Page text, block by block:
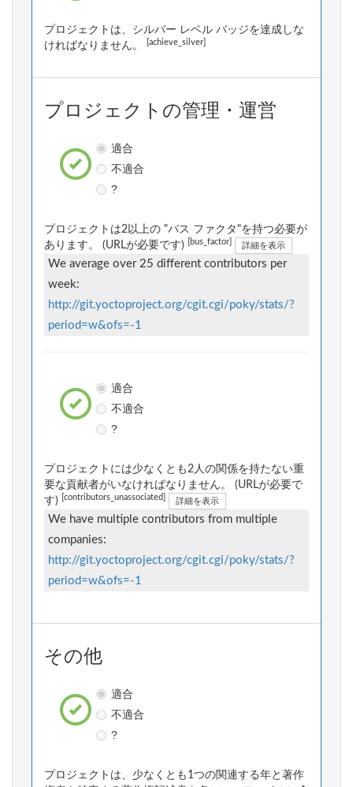
プロジェクトは、シルバー レベル バッジを達成しな
ければなりません。
[achieve_silver]
プロジェクトの管理・運営
適合
不適合
?
プロジェクトは2以上の "バス ファクタ"を持つ必要が
あります。 (URLが必要です)
[bus_factor] 詳細を表示
We average over 25 different contributors per
week:
http://git.yoctoproject.org/cgit.cgi/poky/stats/?
period=w&ofs=-1
適合
不適合
?
プロジェクトには少なくとも2人の関係を持たない重
要な貢献者がいなければなりません。 (URLが必要で
す)
[contributors_unassociated] 詳細を表示
We have multiple contributors from multiple
companies:
http://git.yoctoproject.org/cgit.cgi/poky/stats/?
period=w&ofs=-1
その他
適合
不適合
?
プロジェクトは、少なくとも1つの関連する年と著作